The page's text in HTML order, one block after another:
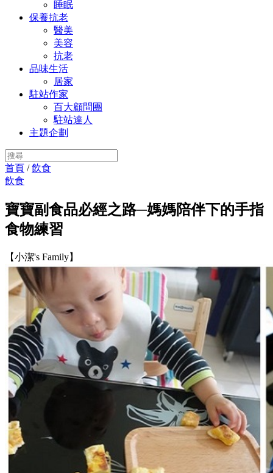
睡眠
保養抗老
醫美
美容
抗老
品味生活
居家
駐站作家
百大顧問團
駐站達人
主題企劃
首頁 /飲食
飲食
寶寶副食品必經之路─媽媽陪伴下的手指
食物練習
【小潔's Family】